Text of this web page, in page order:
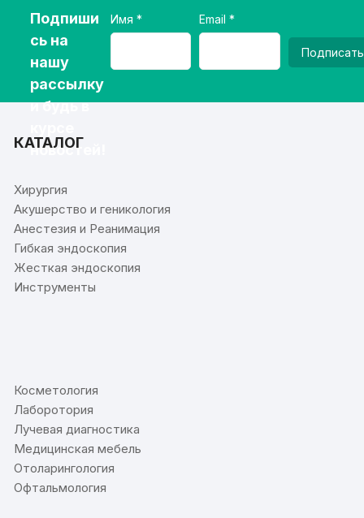
Подпиши
сь на
нашу
рассылку
и будь в
новостей!
Имя Email
КАТАЛОГ
Хирургия
Акушерство и геникология
Анестезия и Реанимация
Гибкая эндоскопия
Жесткая эндоскопия
Инструменты
Косметология
Лаборотория
Лучевая диагностика
Медицинская мебель
Отоларингология
Офтальмология